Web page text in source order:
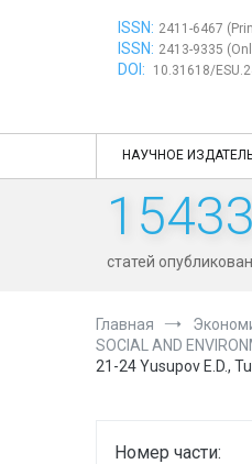
ISSN: 2411-6467
ISSN: 2413-9335
DOI: 10.31618/
НАУЧНОЕ
15433
статей
Главная
SOCIAL AND
21-24 Yusupov E.D.,
Номер части: